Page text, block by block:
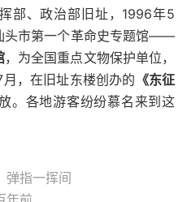
部、政治部旧址，1996年5
头市第一个革命史专题馆——
，为全国重点文物保护单位，
，在旧址东楼创办的 《东征
。各地游客纷纷慕名来到这
弹指一挥间